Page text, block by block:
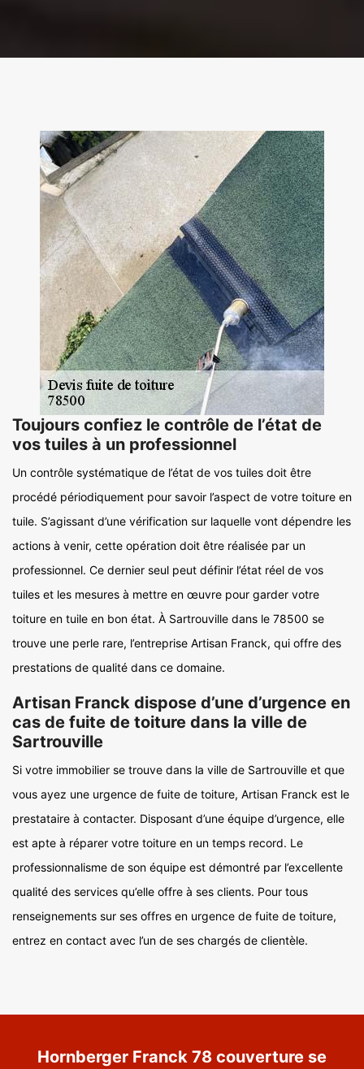
Toujours confiez le contrôle de l’état de
vos tuiles à un professionnel
Un contrôle systématique de l’état de vos tuiles doit être
procédé périodiquement pour savoir l’aspect de votre toiture en
tuile. S’agissant d’une vérification sur laquelle vont dépendre les
actions à venir, cette opération doit être réalisée par un
professionnel. Ce dernier seul peut définir l’état réel de vos
tuiles et les mesures à mettre en œuvre pour garder votre
toiture en tuile en bon état. À Sartrouville dans le 78500 se
trouve une perle rare, l’entreprise Artisan Franck, qui offre des
prestations de qualité dans ce domaine.
Artisan Franck dispose d’une d’urgence en
cas de fuite de toiture dans la ville de
Sartrouville
Si votre immobilier se trouve dans la ville de Sartrouville et que
vous ayez une urgence de fuite de toiture, Artisan Franck est le
prestataire à contacter. Disposant d’une équipe d’urgence, elle
est apte à réparer votre toiture en un temps record. Le
professionnalisme de son équipe est démontré par l’excellente
qualité des services qu’elle offre à ses clients. Pour tous
renseignements sur ses offres en urgence de fuite de toiture,
entrez en contact avec l’un de ses chargés de clientèle.
Hornberger Franck 78 couverture se